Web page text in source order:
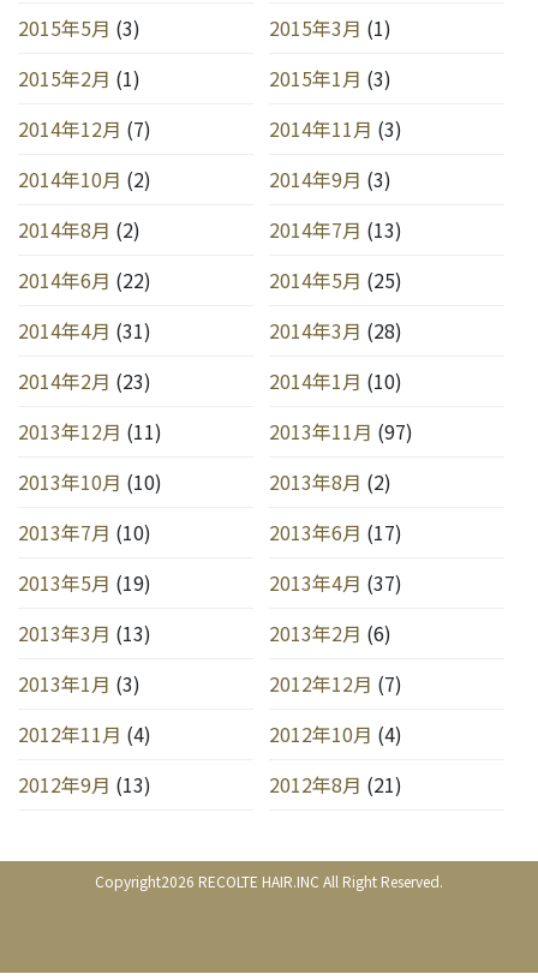
2015年5月 (3) 2015年3月 (1)
2015年2月 (1) 2015年1月 (3)
2014年12月 (7) 2014年11月 (3)
2014年10月 (2) 2014年9月 (3)
2014年8月 (2) 2014年7月 (13)
2014年6月 (22) 2014年5月 (25)
2014年4月 (31) 2014年3月 (28)
2014年2月 (23) 2014年1月 (10)
2013年12月 (11) 2013年11月 (97)
2013年10月 (10) 2013年8月 (2)
2013年7月 (10) 2013年6月 (17)
2013年5月 (19) 2013年4月 (37)
2013年3月 (13) 2013年2月 (6)
2013年1月 (3) 2012年12月 (7)
2012年11月 (4) 2012年10月 (4)
2012年9月 (13) 2012年8月 (21)
Copyright2026 RECOLTE HAIR.INC All Right Reserved.